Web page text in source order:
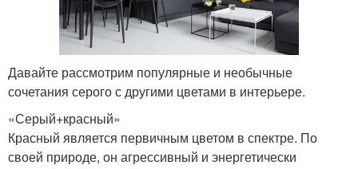
Давайте рассмотрим популярные и необычные
сочетания серого с другими цветами в интерьере.
«Серый+красный»
Красный является первичным цветом в спектре. По
своей природе, он агрессивный и энергетически